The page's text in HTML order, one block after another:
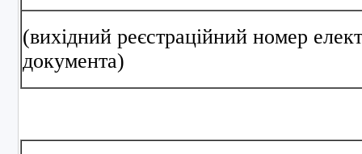
(вихідний реєстраційний номер
документа)